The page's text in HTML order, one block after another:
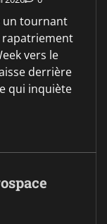
un tournant
rapatriement
vers le
derrière
qui inquiète